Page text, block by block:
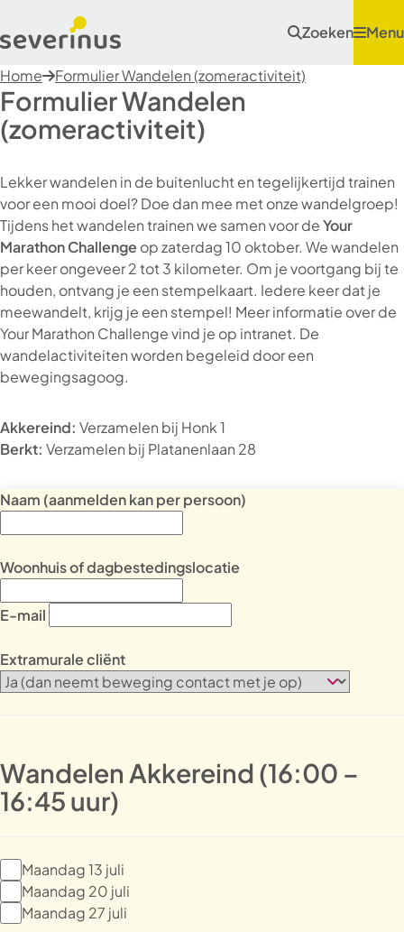
Zoeken Menu
Home Formulier Wandelen (zomeractiviteit)
Formulier Wandelen
(zomeractiviteit)
Lekker wandelen in de buitenlucht en tegelijkertijd trainen
voor een mooi doel? Doe dan mee met onze wandelgroep!
Tijdens het wandelen trainen we samen voor deYour
Marathon Challenge op zaterdag 10 oktober. We wandelen
per keer ongeveer 2 tot 3 kilometer. Om je voortgang bij te
houden, ontvang je een stempelkaart. Iedere keer dat je
meewandelt, krijg je een stempel! Meer informatie over de
Your Marathon Challenge vind je op intranet. De
wandelactiviteiten worden begeleid door een
bewegingsagoog.
Akkereind: Verzamelen bij Honk 1
Berkt: Verzamelen bij Platanenlaan 28
Naam (aanmelden kan per persoon)
Woonhuis of dagbestedingslocatie
E-mail
Extramurale cliënt
Wandelen Akkereind (16:00 –
16:45 uur)
Maandag 13 juli
Maandag 20 juli
Maandag 27 juli